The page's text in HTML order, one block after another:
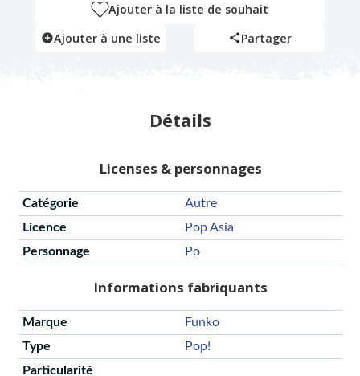
Ajouter à la liste de souhait
Ajouter à une liste
Partager
Détails
Licenses & personnages
Catégorie
Autre
Licence
Pop Asia
Personnage
Po
Informations fabriquants
Marque
Funko
Type
Pop!
Particularité